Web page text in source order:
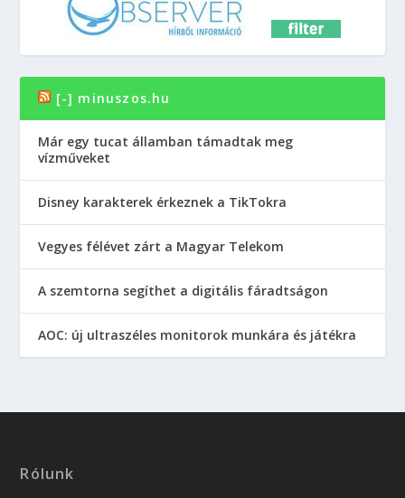
[-] minuszos.hu
Már egy tucat államban támadtak meg
vízműveket
Disney karakterek érkeznek a TikTokra
Vegyes félévet zárt a Magyar Telekom
A szemtorna segíthet a digitális fáradtságon
AOC: új ultraszéles monitorok munkára és játékra
Rólunk